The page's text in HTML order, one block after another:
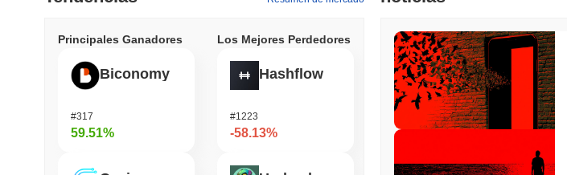
Principales Ganadores
Biconomy
#317
59.51%
Los Mejores Perdedores
Hashflow
#1223
-58.13%